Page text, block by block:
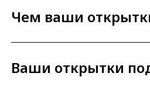
Чем ваши
Ваши открытки